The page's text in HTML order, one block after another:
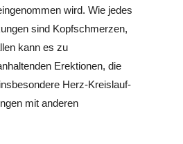
wird. Wie jedes
sind Kopfschmerzen,
kann es zu
Erektionen, die
Herz-Kreislauf-
mit anderen